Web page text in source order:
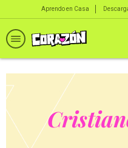
Aprendo en Casa